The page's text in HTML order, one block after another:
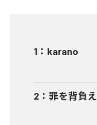
1 ： karano
2 ： 罪を背負え